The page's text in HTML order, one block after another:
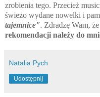
zrobienia tego. Przecież
świeżo wydane nowelki i
tajemnice". Zdradzę Wam, że
rekomendacji należy do
Natalia Pych
Udostępnij